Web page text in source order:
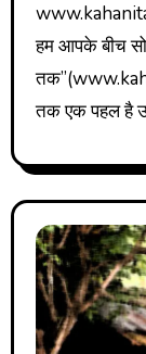
www.kahanitak.com आपको बताते हुए हमें हर्ष हो रहा है कि
हम आपके बीच
तक एक पहल है